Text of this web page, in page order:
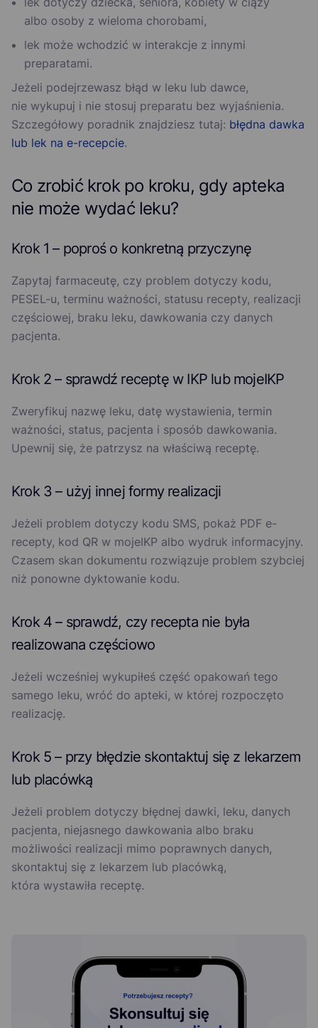
albo osoby z wieloma chorobami,
lek może wchodzić w interakcje z innymi
preparatami.
Jeżeli podejrzewasz błąd w leku lub dawce,
nie wykupuj i nie stosuj preparatu bez wyjaśnienia.
Szczegółowy poradnik znajdziesz tutaj: błędna dawka
lub lek na e-recepcie.
Co zrobić krok po kroku, gdy apteka
nie może wydać leku?
Krok 1 – poproś o konkretną przyczynę
Zapytaj farmaceutę, czy problem dotyczy kodu,
PESEL-u, terminu ważności, statusu recepty, realizacji
częściowej, braku leku, dawkowania czy danych
pacjenta.
Krok 2 – sprawdź receptę w IKP lub mojeIKP
Zweryfikuj nazwę leku, datę wystawienia, termin
ważności, status, pacjenta i sposób dawkowania.
Upewnij się, że patrzysz na właściwą receptę.
Krok 3 – użyj innej formy realizacji
Jeżeli problem dotyczy kodu SMS, pokaż PDF e-
recepty, kod QR w mojeIKP albo wydruk informacyjny.
Czasem skan dokumentu rozwiązuje problem szybciej
niż ponowne dyktowanie kodu.
Krok 4 – sprawdź, czy recepta nie była
realizowana częściowo
Jeżeli wcześniej wykupiłeś część opakowań tego
samego leku, wróć do apteki, w której rozpoczęto
realizację.
Krok 5 – przy błędzie skontaktuj się z lekarzem
lub placówką
Jeżeli problem dotyczy błędnej dawki, leku, danych
pacjenta, niejasnego dawkowania albo braku
możliwości realizacji mimo poprawnych danych,
skontaktuj się z lekarzem lub placówką,
która wystawiła receptę.